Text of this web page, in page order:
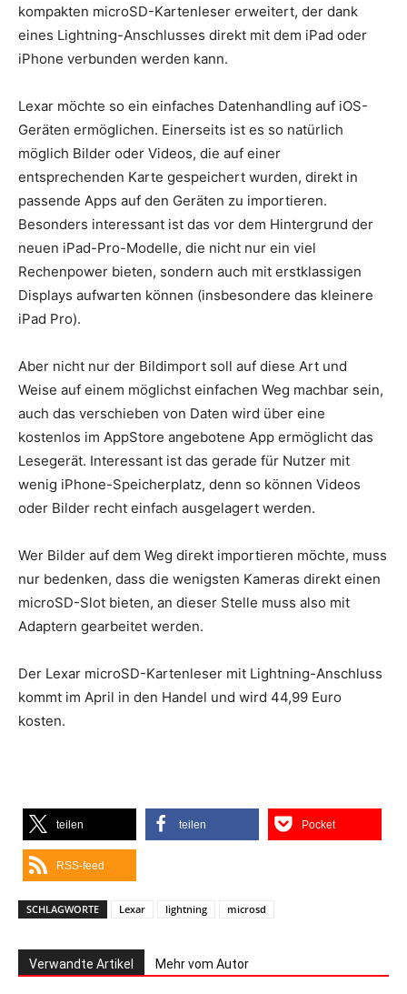
kompakten microSD-Kartenleser erweitert, der dank
eines Lightning-Anschlusses direkt mit dem iPad oder
iPhone verbunden werden kann.
Lexar möchte so ein einfaches Datenhandling auf iOS-
Geräten ermöglichen. Einerseits ist es so natürlich
möglich Bilder oder Videos, die auf einer
entsprechenden Karte gespeichert wurden, direkt in
passende Apps auf den Geräten zu importieren.
Besonders interessant ist das vor dem Hintergrund der
neuen iPad-Pro-Modelle, die nicht nur ein viel
Rechenpower bieten, sondern auch mit erstklassigen
Displays aufwarten können (insbesondere das kleinere
iPad Pro).
Aber nicht nur der Bildimport soll auf diese Art und
Weise auf einem möglichst einfachen Weg machbar sein,
auch das verschieben von Daten wird über eine
kostenlos im AppStore angebotene App ermöglicht das
Lesegerät. Interessant ist das gerade für Nutzer mit
wenig iPhone-Speicherplatz, denn so können Videos
oder Bilder recht einfach ausgelagert werden.
Wer Bilder auf dem Weg direkt importieren möchte, muss
nur bedenken, dass die wenigsten Kameras direkt einen
microSD-Slot bieten, an dieser Stelle muss also mit
Adaptern gearbeitet werden.
Der Lexar microSD-Kartenleser mit Lightning-Anschluss
kommt im April in den Handel und wird 44,99 Euro
kosten.
teilen teilen Pocket
RSS-feed
SCHLAGWORTE Lexar lightning microsd
Verwandte Artikel Mehr vom Autor